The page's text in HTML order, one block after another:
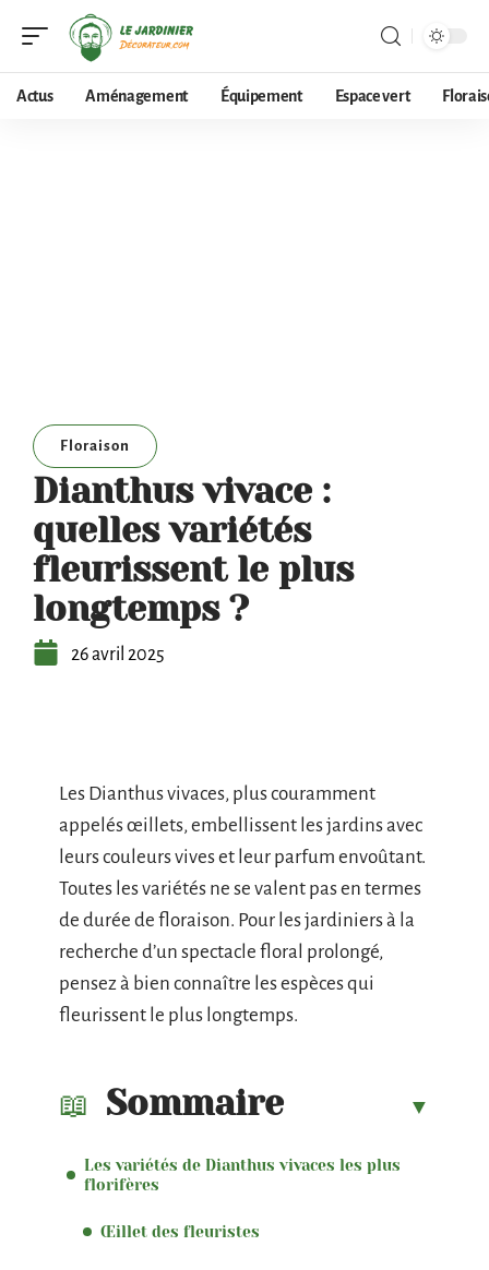
Actus Aménagement Équipement Espace vert
Floraison
Dianthus vivace :
quelles variétés
fleurissent le plus
longtemps ?
26 avril 2025
Les Dianthus vivaces, plus couramment
appelés œillets, embellissent les jardins avec
leurs couleurs vives et leur parfum envoûtant.
Toutes les variétés ne se valent pas en termes
de durée de floraison. Pour les jardiniers à la
recherche d’un spectacle floral prolongé,
pensez à bien connaître les espèces qui
fleurissent le plus longtemps.
Sommaire
Les variétés de Dianthus vivaces les plus
florifères
Œillet des fleuristes